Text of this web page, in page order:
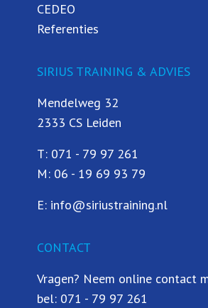
CEDEO
Referenties
SIRIUS TRAINING & ADVIES
Mendelweg 32
2333 CS Leiden
T: 071 - 79 97 261
M: 06 - 19 69 93 79
E: info@siriustraining.nl
CONTACT
Vragen? Neem online contact
bel: 071 - 79 97 261